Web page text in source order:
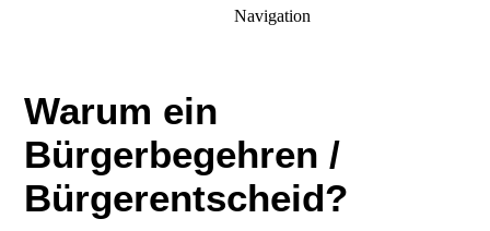
Navigation
Warum ein
Bürgerbegehren /
Bürgerentscheid?